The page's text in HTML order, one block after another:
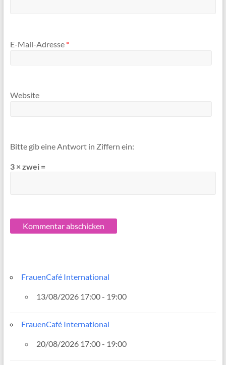
E-Mail-Adresse *
Website
Bitte gib eine Antwort in Ziffern ein:
3 × zwei =
FrauenCafé International
13/08/2026 17:00 - 19:00
FrauenCafé International
20/08/2026 17:00 - 19:00